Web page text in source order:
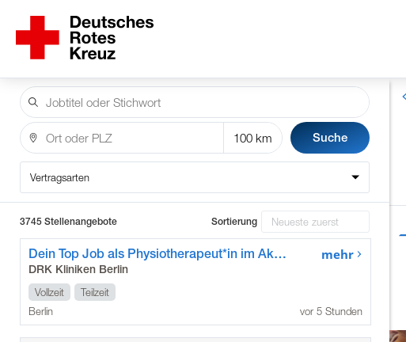
Suche
Vertragsarten
3745 Stellenangebote Sortierung
Dein Top Job als Physiotherapeut*in im Akutkrankenhaus
DRK Kliniken Berlin
Vollzeit
Teilzeit
Berlin
mehr
vor 5 Stunden